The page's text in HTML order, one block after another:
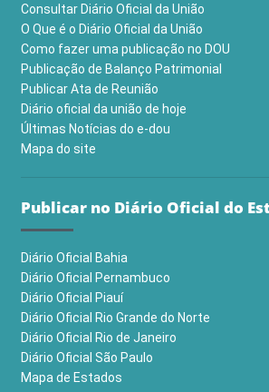
Consultar Diário Oficial da União
O Que é o Diário Oficial da União
Como fazer uma publicação no DOU
Publicação de Balanço Patrimonial
Publicar Ata de Reunião
Diário oficial da união de hoje
Últimas Notícias do e-dou
Mapa do site
Publicar no Diário Oficial do
Diário Oficial Bahia
Diário Oficial Pernambuco
Diário Oficial Piauí
Diário Oficial Rio Grande do Norte
Diário Oficial Rio de Janeiro
Diário Oficial São Paulo
Mapa de Estados